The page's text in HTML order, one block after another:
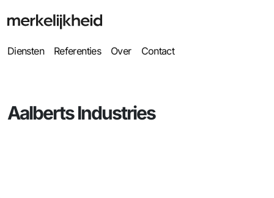
Diensten Referenties Over Contact
Aalberts Industries